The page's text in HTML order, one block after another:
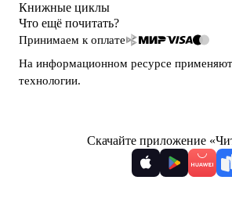
Книжные циклы
Что ещё почитать?
Принимаем к оплате
На информационном ресурсе
технологии.
Скачайте приложение